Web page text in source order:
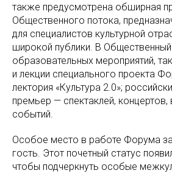
также предусмотрена обширная
Общественного потока,
для специалистов культурной
широкой публики. В Общественный
образовательных мероприятий,
и лекции специального проекта
лектория «Культура 2.0»;
премьер — спектаклей, концертов,
событий.
Особое место в работе Форума
гость. Этот почетный статус
чтобы подчеркнуть особые